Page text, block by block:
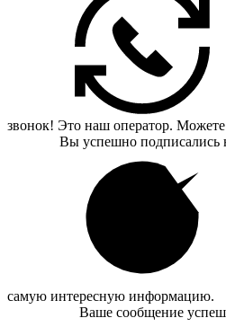
звонок! Это наш оператор.
Вы успешно подписались
самую интересную информацию.
Ваше сообщение